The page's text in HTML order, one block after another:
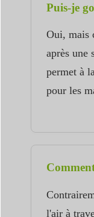
Puis-je
Oui, mais
après une
permet à
pour les
l'air à